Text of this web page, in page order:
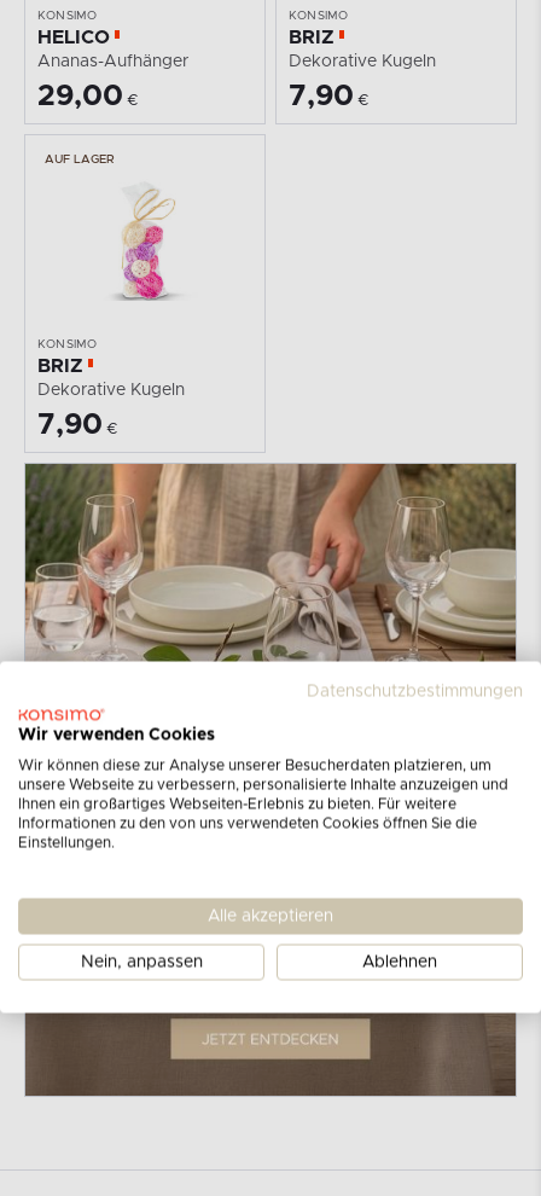
KONSIMO
HELICO
Ananas-Aufhänger
29,00 €
KONSIMO
BRIZ
Dekorative Kugeln
7,90 €
AUF LAGER
KONSIMO
BRIZ
Dekorative Kugeln
7,90 €
Datenschutzbestimmungen
Wir verwenden Cookies
Wir können diese zur Analyse unserer Besucherdaten platzieren, um
unsere Webseite zu verbessern, personalisierte Inhalte anzuzeigen und
Ihnen ein großartiges Webseiten-Erlebnis zu bieten. Für weitere
Informationen zu den von uns verwendeten Cookies öffnen Sie die
Einstellungen.
Alle akzeptieren
Nein, anpassen Ablehnen